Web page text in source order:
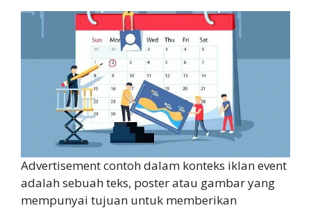
Advertisement contoh dalam konteks iklan event
adalah sebuah teks, poster atau gambar yang
mempunyai tujuan untuk memberikan